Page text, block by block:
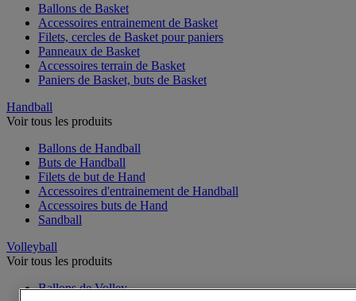
Ballons de Basket
Accessoires entrainement de Basket
Filets, cercles de Basket pour paniers
Panneaux de Basket
Accessoires terrain de Basket
Paniers de Basket, buts de Basket
Handball
Voir tous les produits
Ballons de Handball
Buts de Handball
Filets de but de Hand
Accessoires d'entrainement de Handball
Accessoires buts de Hand
Sandball
Volleyball
Voir tous les produits
Ballons de Volley